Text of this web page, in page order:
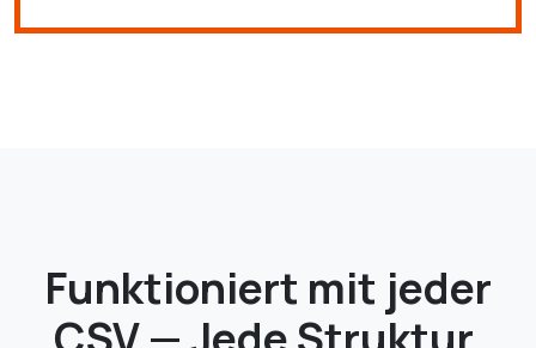
Funktioniert mit jeder